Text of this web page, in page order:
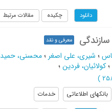
دانلود چکیده مقالات مرتبط
معرفی و نقد
؛ شیری، علی اصغر ؛محسنی، حمید
؛کولائیان، فردین؛
)
بانکهای اطلاعاتی خدمات